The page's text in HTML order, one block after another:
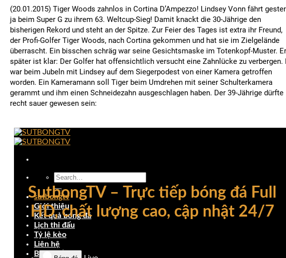
(20.01.2015) Tiger Woods zahnlos in Cortina D’Ampezzo! Lindsey Vonn fährt
ja beim Super G zu ihrem 63. Weltcup-Sieg! Damit knackt die 30-Jährige den
bisherigen Rekord und steht an der Spitze. Zur Feier des Tages ist extra ihr Freund,
der Profi-Golfer Tiger Woods, nach Cortina gekommen und hat sie im Zielgelände
überrascht. Ein bisschen schräg war seine Gesichtsmaske im Totenkopf-Muster.
später ist klar: Der Golfer hat offensichtlich versucht eine Zahnlücke zu verbergen.
war beim Jubeln mit Lindsey auf dem Siegerpodest von einer Kamera getroffen
worden. Ein Kameramann soll Tiger beim Umdrehen mit seiner Schulterkamera
gerammt und ihm einen Schneidezahn ausgeschlagen haben. Der 39-Jährige dürfte
recht sauer gewesen sein: